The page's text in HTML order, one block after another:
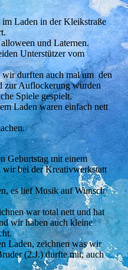
im Laden in der Kleikstraße
und Laternen.
Unterstützer vom
durften auch mal um den
zur Auflockerung wurden
Spiele gespielt.
Laden waren einfach nett
Geburtstag mit einem
wir bei der Kreativwerkstatt
es lief Musik auf Wunsch
war total nett und hat
wir haben auch kleine
Laden, zeichnen was wir
(2.J.) durfte mit, auch